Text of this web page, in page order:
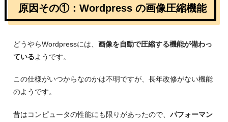
原因その①：Wordpress の画像圧縮機能
どうやらWordpressには、 画像を自動で圧縮する機能が備わっ
ているようです。
この仕様がいつからなのかは不明ですが、長年改修がない機能
のようです。
昔はコンピュータの性能にも限りがあったので、 パフォーマン